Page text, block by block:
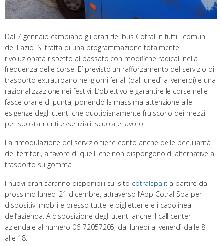
Dal 7 gennaio cambiano gli orari dei bus Cotral in tutti i comuni
del Lazio. Si tratta di una programmazione totalmente
rivoluzionata rispetto al passato con modifiche radicali nella
frequenza delle corse. E’ previsto un rafforzamento del servizio di
trasporto extraurbano nei giorni feriali (dal lunedì al venerdì) e una
razionalizzazione nei festivi. L’obiettivo è garantire le corse nelle
fasce orarie di punta, ponendo la massima attenzione alle
esigenze degli utenti che quotidianamente fruiscono dei mezzi
per spostamenti essenziali: scuola e lavoro.
La rimodulazione del servizio tiene conto anche delle peculiarità
dei territori, a favore di quelli che non dispongono di alternative al
trasporto su gomma.
I nuovi orari saranno disponibili sul sito cotralspa.it a partire dal
prossimo lunedì 21 dicembre, attraverso l’App Cotral Spa per
dispositivi mobili e presso tutte le biglietterie e i capolinea
dell’azienda. A disposizione degli utenti anche il call center
aziendale al numero 06-72057205, dal lunedì al venerdì dalle 8
alle 18.